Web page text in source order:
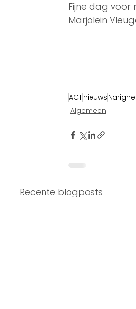
Fijne dag voor
Marjolein
ACTnieuws
Algemeen
Recente blogposts